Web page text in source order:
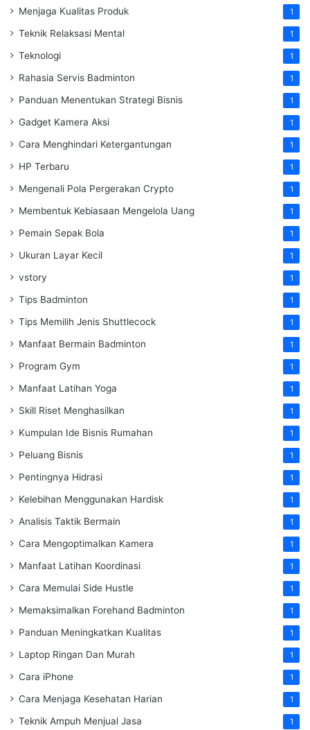
Menjaga Kualitas Produk 1
Teknik Relaksasi Mental 1
Teknologi 1
Rahasia Servis Badminton 1
Panduan Menentukan Strategi Bisnis 1
Gadget Kamera Aksi 1
Cara Menghindari Ketergantungan 1
HP Terbaru 1
Mengenali Pola Pergerakan Crypto 1
Membentuk Kebiasaan Mengelola Uang 1
Pemain Sepak Bola 1
Ukuran Layar Kecil 1
vstory 1
Tips Badminton 1
Tips Memilih Jenis Shuttlecock 1
Manfaat Bermain Badminton 1
Program Gym 1
Manfaat Latihan Yoga 1
Skill Riset Menghasilkan 1
Kumpulan Ide Bisnis Rumahan 1
Peluang Bisnis 1
Pentingnya Hidrasi 1
Kelebihan Menggunakan Hardisk 1
Analisis Taktik Bermain 1
Cara Mengoptimalkan Kamera 1
Manfaat Latihan Koordinasi 1
Cara Memulai Side Hustle 1
Memaksimalkan Forehand Badminton 1
Panduan Meningkatkan Kualitas 1
Laptop Ringan Dan Murah 1
Cara iPhone 1
Cara Menjaga Kesehatan Harian 1
Teknik Ampuh Menjual Jasa 1